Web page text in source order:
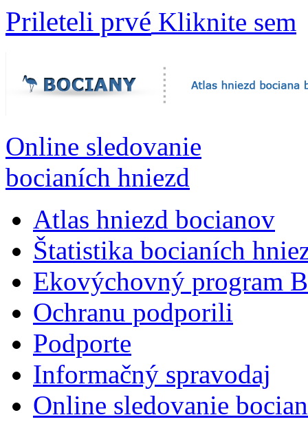
Prileteli prvé Kliknite sem
Online sledovanie
bocianích hniezd
Atlas hniezd bocianov
Štatistika bocianích
Ekovýchovný program
Ochranu podporili
Podporte
Informačný spravodaj
Online sledovanie